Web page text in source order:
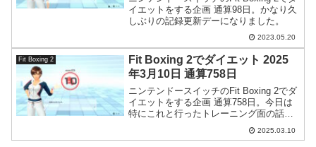
イエットをする企画 通算98日。かなり久
しぶりの記録更新デーになりました。
2023.05.20
Fit Boxing 2
Fit Boxing 2でダイエット 2025
年3月10日 通算758日
ニンテンドースイッチのFit Boxing 2でダ
イエットをする企画 通算758日。今日は
特にこれと行ったトレーニング面の話題
2025.03.10